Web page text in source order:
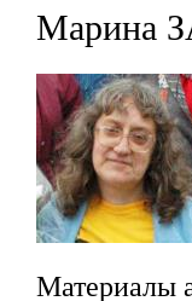
Марина
Материалы